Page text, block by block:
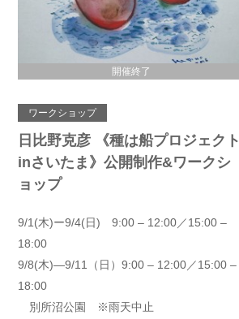
開催終了
ワークショップ
日比野克彦 《種は船プロジェクト
inさいたま》公開制作&ワークシ
ョップ
9/1(木)ー9/4(日) 9:00 – 12:00／15:00 –
18:00
9/8(木)—9/11（日）9:00 – 12:00／15:00 –
18:00
別所沼公園 ※雨天中止